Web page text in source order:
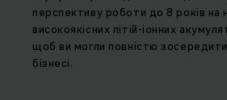
перспективу роботи до 8 років на
високоякісних літій-іонних
щоб ви могли повністю
бізнесі.